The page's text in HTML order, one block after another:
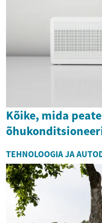
Kõike, mida
TEHNOLOOGIA JA